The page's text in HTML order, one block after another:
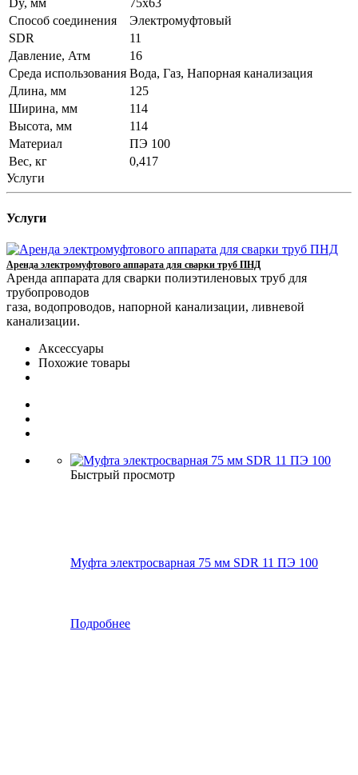
Dy, мм
75х63
Способ соединения
Электромуфтовый
SDR
11
Давление, Атм
16
Среда использования Вода, Газ, Напорная канализация
Длина, мм
125
Ширина, мм
114
Высота, мм
114
Материал
ПЭ 100
Вес, кг
0,417
Услуги
Услуги
Аренда электромуфтового аппарата для сварки труб ПНД
Аренда аппарата для сварки полиэтиленовых труб для
трубопроводов
газа, водопроводов, напорной канализации, ливневой
канализации.
Аксессуары
Похожие товары
Быстрый просмотр
Муфта электросварная 75 мм SDR 11 ПЭ 100
Подробнее